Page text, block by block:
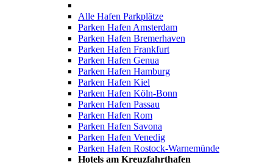
Alle Hafen Parkplätze
Parken Hafen Amsterdam
Parken Hafen Bremerhaven
Parken Hafen Frankfurt
Parken Hafen Genua
Parken Hafen Hamburg
Parken Hafen Kiel
Parken Hafen Köln-Bonn
Parken Hafen Passau
Parken Hafen Rom
Parken Hafen Savona
Parken Hafen Venedig
Parken Hafen Rostock-Warnemünde
Hotels am Kreuzfahrthafen